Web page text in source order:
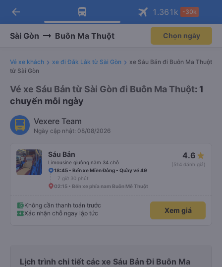
Tải app Vexere ngay!
Nhận ưu đãi thành viên độc
Mở app
Tải app Vexere
-30k/ghế khi đặt vé máy bay qua
Mở app
arrow_back 1.361 k -30k
Sài Gòn Buôn Ma Thuột Chọn ngày
Vé xe khách xe đi Đắk Lắk từ Sài Gòn
xe Sáu Bản đi Buôn Ma Thuột
từ Sài Gòn
Vé xe Sáu Bản từ Sài Gòn đi Buôn Ma Thuột: 1
chuyến mỗi ngày
Vexere Team
Ngày cập nhật: 08/08/2026
Sáu Bản
Limousine giường nằm 34 chỗ
4.6
(514 đánh giá)
18:45 • Bến xe Miền Đông - Quầy vé 49
7 giờ 30 phút
02:15 • Bến xe phía nam Buôn Mê Thuột
Không cần thanh toán trước
Xác nhận chỗ ngay lập tức
Xem giá
Lịch trình chi tiết các xe Sáu Bản Đi Buôn Ma